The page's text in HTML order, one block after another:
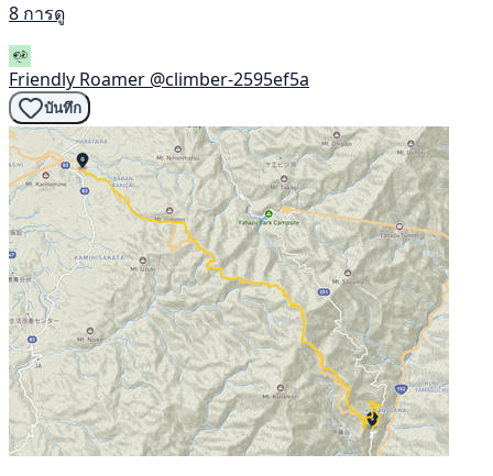
8 การดู
Friendly Roamer @climber-2595ef5a
บันทึก